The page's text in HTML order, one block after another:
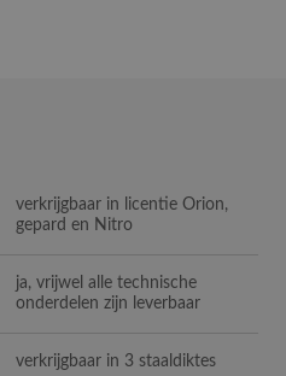
verkrijgbaar in licentie Orion,
gepard en Nitro
ja, vrijwel alle technische
onderdelen zijn leverbaar
verkrijgbaar in 3 staaldiktes